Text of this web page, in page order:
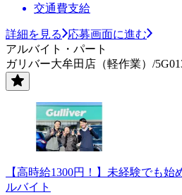
交通費支給
詳細を見る
応募画面に進む
アルバイト・パート
ガリバー大牟田店（軽作業）/
【高時給1300円！】未経験でも
ルバイト